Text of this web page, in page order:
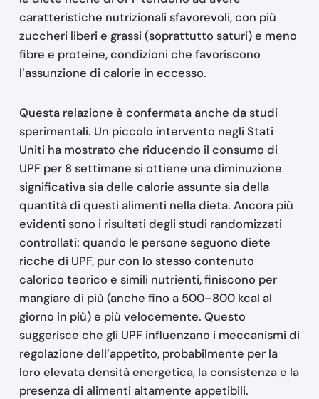
caratteristiche nutrizionali sfavorevoli, con più
zuccheri liberi e grassi (soprattutto saturi) e meno
fibre e proteine, condizioni che favoriscono
l’assunzione di calorie in eccesso.
Questa relazione è confermata anche da studi
sperimentali. Un piccolo intervento negli Stati
Uniti ha mostrato che riducendo il consumo di
UPF per 8 settimane si ottiene una diminuzione
significativa sia delle calorie assunte sia della
quantità di questi alimenti nella dieta. Ancora più
evidenti sono i risultati degli studi randomizzati
controllati: quando le persone seguono diete
ricche di UPF, pur con lo stesso contenuto
calorico teorico e simili nutrienti, finiscono per
mangiare di più (anche fino a 500–800 kcal al
giorno in più) e più velocemente. Questo
suggerisce che gli UPF influenzano i meccanismi di
regolazione dell’appetito, probabilmente per la
loro elevata densità energetica, la consistenza e la
presenza di alimenti altamente appetibili.